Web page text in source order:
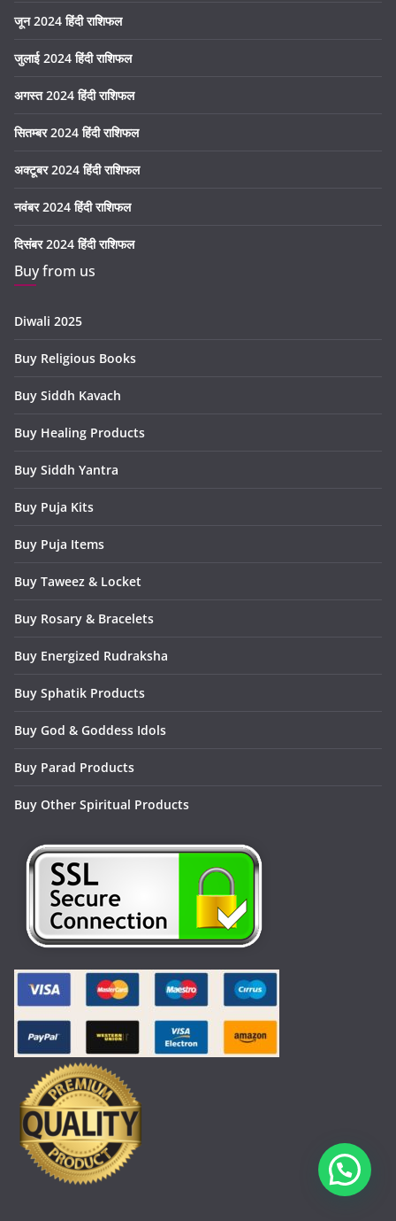
जून 2024 हिंदी राशिफल
जुलाई 2024 हिंदी राशिफल
अगस्त 2024 हिंदी राशिफल
सितम्बर 2024 हिंदी राशिफल
अक्टूबर 2024 हिंदी राशिफल
नवंबर 2024 हिंदी राशिफल
दिसंबर 2024 हिंदी राशिफल
Buy from us
Diwali 2025
Buy Religious Books
Buy Siddh Kavach
Buy Healing Products
Buy Siddh Yantra
Buy Puja Kits
Buy Puja Items
Buy Taweez & Locket
Buy Rosary & Bracelets
Buy Energized Rudraksha
Buy Sphatik Products
Buy God & Goddess Idols
Buy Parad Products
Buy Other Spiritual Products